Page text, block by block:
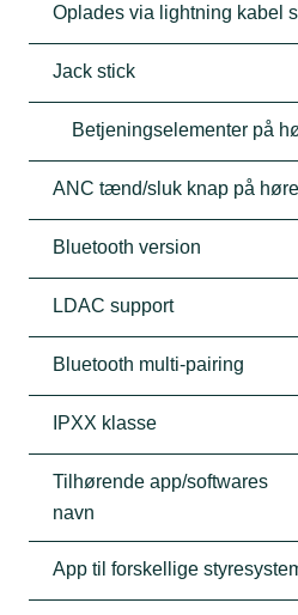
Oplades via lightning kabel
Jack stick
Betjeningselementer på
ANC tænd/sluk knap på
Bluetooth version
LDAC support
Bluetooth multi-pairing
IPXX klasse
Tilhørende app/softwares
navn
App til forskellige